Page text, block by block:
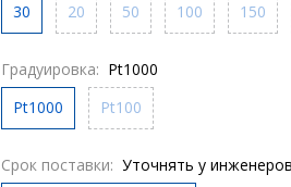
30
20 50 100 150
Градуировка: Pt1000
Pt1000
Pt100
Срок поставки: Уточнять у инженеров